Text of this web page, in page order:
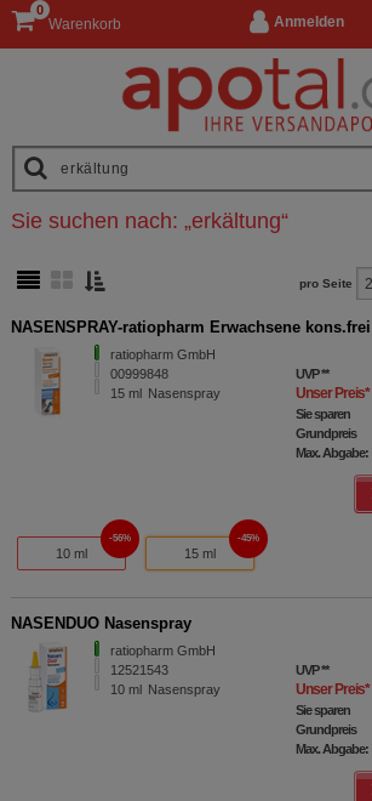
Anmelden
Warenkorb
0
Sie suchen nach: „erkältung“
pro Seite
NASENSPRAY-ratiopharm Erwachsene kons.frei
ratiopharm GmbH
00999848
15 ml Nasenspray
UVP**
Unser Preis*
Sie sparen
Grundpreis
Max. Abgabe:
10 ml
56%
15 ml
45%
NASENDUO Nasenspray
ratiopharm GmbH
12521543
10 ml Nasenspray
UVP**
Unser Preis*
Sie sparen
Grundpreis
Max. Abgabe: